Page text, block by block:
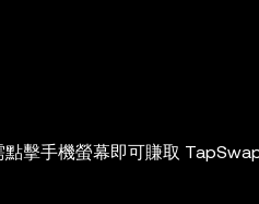
擊手機螢幕即可賺取